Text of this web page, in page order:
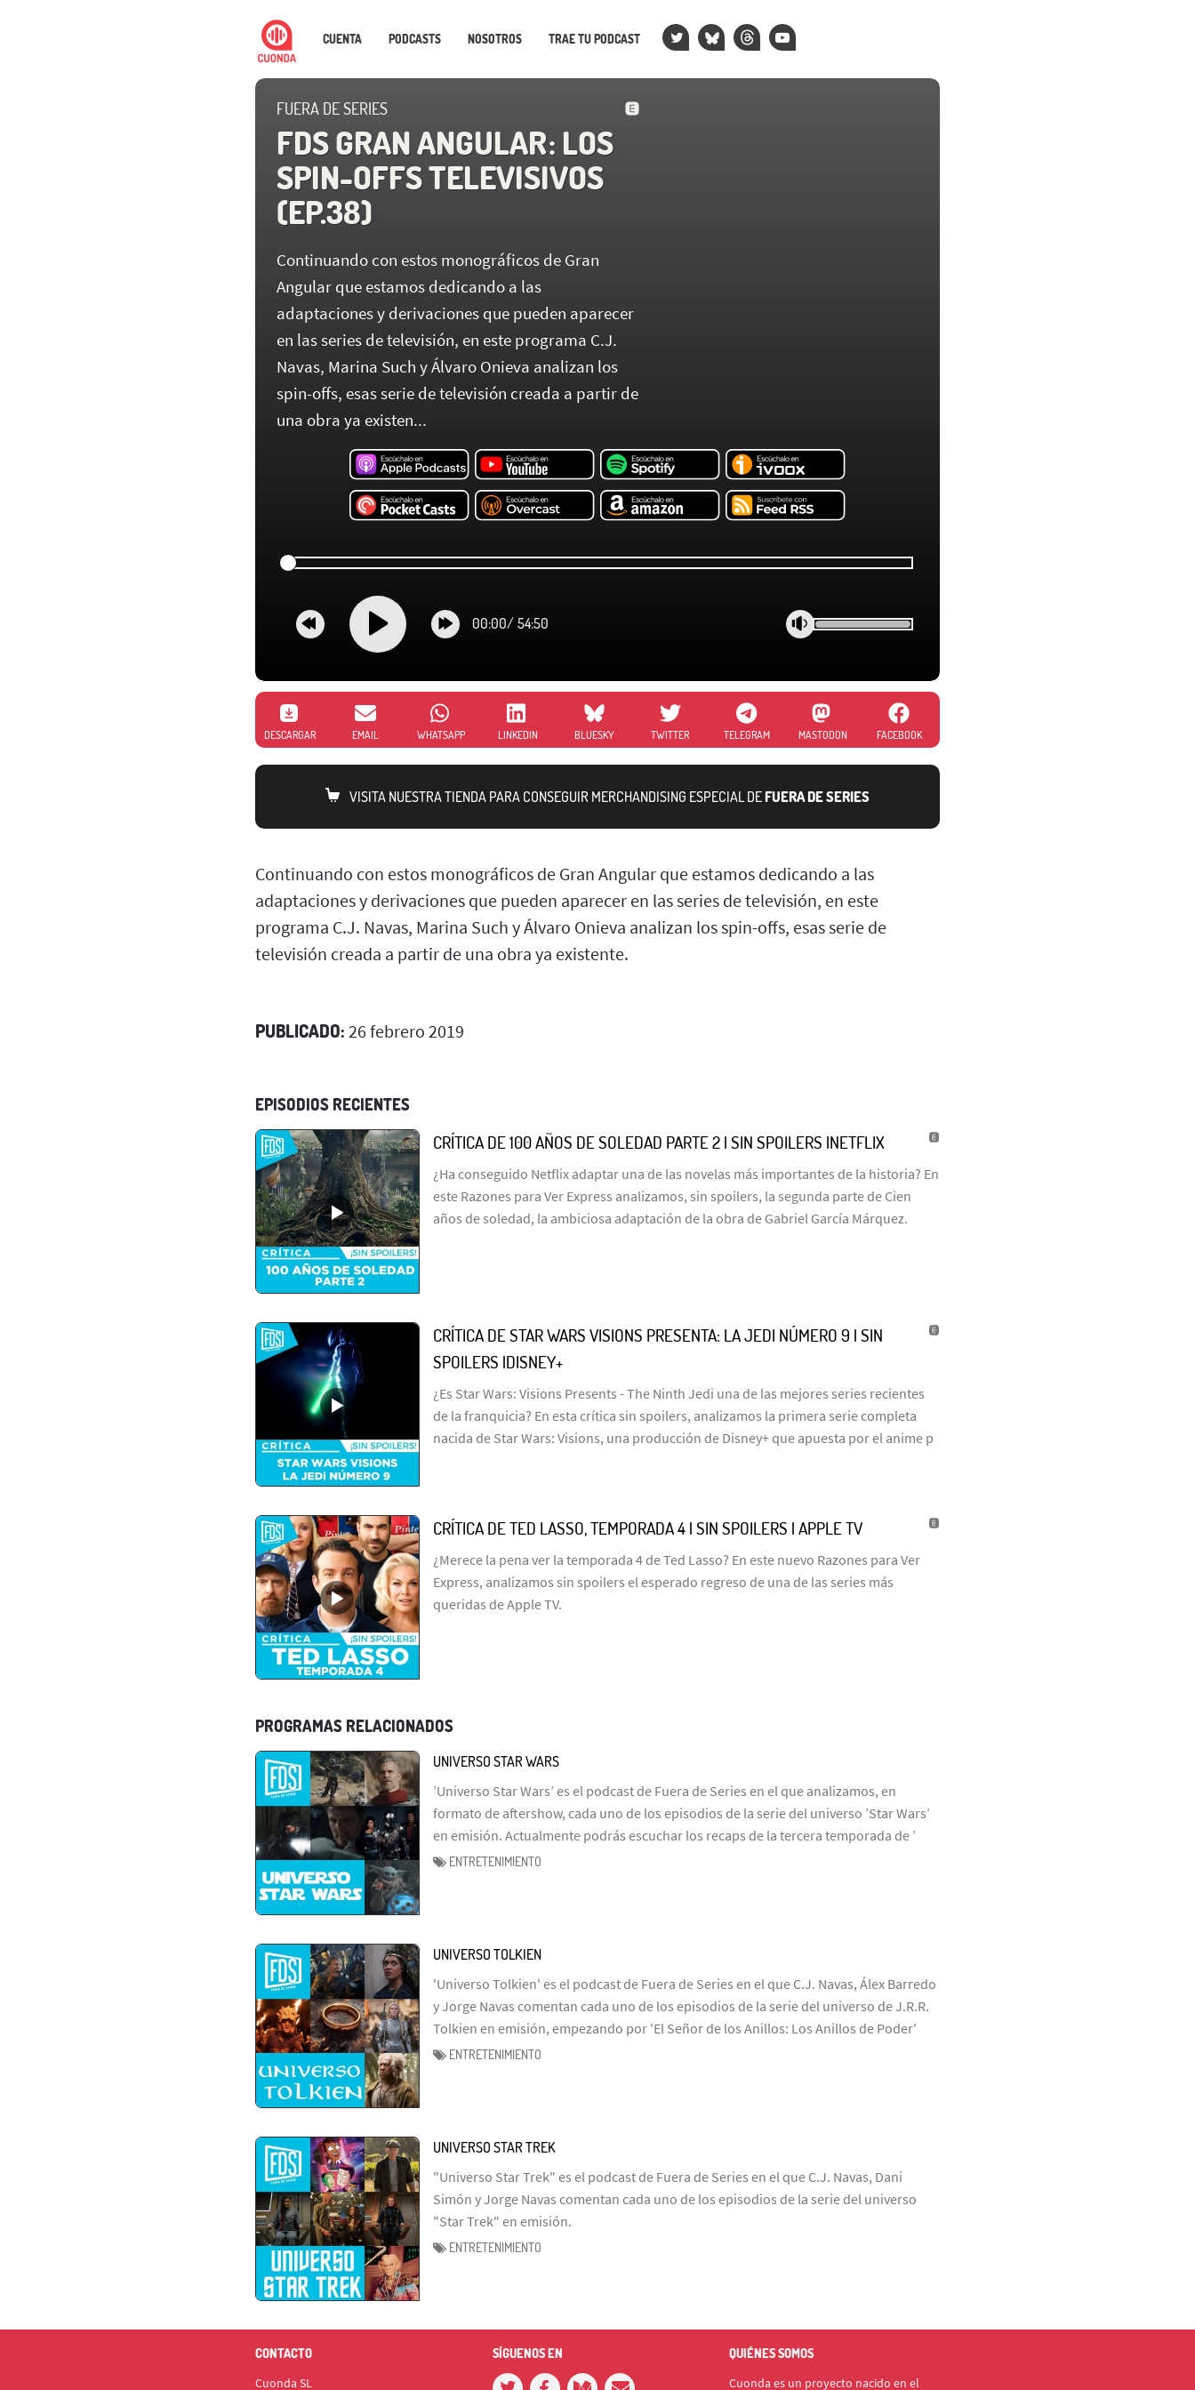
CUENTA PODCASTS NOSOTROS TRAE TU PODCAST
FUERA DE SERIES
FDS GRAN ANGULAR : LOS
SPIN-OFFS TELEVISIVOS
(EP.38)
Continuando con estos monográficos de Gran
Angular que estamos dedicando a las
adaptaciones y derivaciones que pueden aparecer
en las series de televisión, en este programa C.J.
Navas, Marina Such y Álvaro Onieva analizan los
spin-offs, esas serie de televisión creada a partir de
una obra ya existen...
00:00/ 54:50
DESCARGAR EMAIL WHATSAPP LINKEDIN BLUESKY TWITTER TELEGRAM MASTODON FACEBOOK
VISITA NUESTRA TIENDA PARA CONSEGUIR MERCHANDISING ESPECIAL DEFUERA DE SERIES
Continuando con estos monográficos de Gran Angular que estamos dedicando a las
adaptaciones y derivaciones que pueden aparecer en las series de televisión, en este
programa C.J. Navas, Marina Such y Álvaro Onieva analizan los spin-offs, esas serie de
televisión creada a partir de una obra ya existente.
PUBLICADO: 26 febrero 2019
EPISODIOS RECIENTES
CRÍTICA DE 100 AÑOS DE SOLEDAD PARTE 2 | SIN SPOILERS |NETFLIX
¿Ha conseguido Netflix adaptar una de las novelas más importantes de la historia? En
este Razones para Ver Express analizamos, sin spoilers, la segunda parte de Cien
años de soledad, la ambiciosa adaptación de la obra de Gabriel García Márquez.
CRÍTICA DE STAR WARS VISIONS PRESENTA: LA JEDI NÚMERO 9 | SIN
SPOILERS |DISNEY+
¿Es Star Wars: Visions Presents - The Ninth Jedi una de las mejores series recientes
de la franquicia? En esta crítica sin spoilers, analizamos la primera serie completa
nacida de Star Wars: Visions, una producción de Disney+ que apuesta por el anime p
CRÍTICA DE TED LASSO, TEMPORADA 4 | SIN SPOILERS | APPLE TV
¿Merece la pena ver la temporada 4 de Ted Lasso? En este nuevo Razones para Ver
Express, analizamos sin spoilers el esperado regreso de una de las series más
queridas de Apple TV.
PROGRAMAS RELACIONADOS
UNIVERSO STAR WARS
’Universo Star Wars’ es el podcast de Fuera de Series en el que analizamos, en
formato de aftershow, cada uno de los episodios de la serie del universo ’Star Wars’
en emisión. Actualmente podrás escuchar los recaps de la tercera temporada de ’
ENTRETENIMIENTO
UNIVERSO TOLKIEN
'Universo Tolkien' es el podcast de Fuera de Series en el que C.J. Navas, Álex Barredo
y Jorge Navas comentan cada uno de los episodios de la serie del universo de J.R.R.
Tolkien en emisión, empezando por 'El Señor de los Anillos: Los Anillos de Poder'
ENTRETENIMIENTO
UNIVERSO STAR TREK
"Universo Star Trek" es el podcast de Fuera de Series en el que C.J. Navas, Dani
Simón y Jorge Navas comentan cada uno de los episodios de la serie del universo
"Star Trek" en emisión.
ENTRETENIMIENTO
CONTACTO
Cuonda SL
SÍGUENOS EN QUIÉNES SOMOS
Cuonda es un proyecto nacido en el